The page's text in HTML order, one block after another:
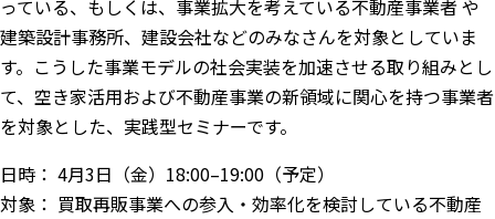
っている、もしくは、事業拡大を考えている不動産事業者 や
建築設計事務所、建設会社などのみなさんを対象としていま
す。こうした事業モデルの社会実装を加速させる取り組みとし
て、空き家活用および不動産事業の新領域に関心を持つ事業者
を対象とした、実践型セミナーです。
日時： 4月3日（金）18:00–19:00（予定）
対象： 買取再販事業への参入・効率化を検討している不動産